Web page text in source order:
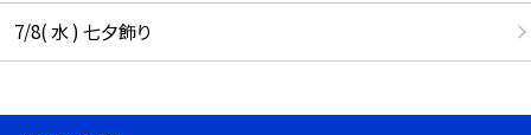
7/8( 水 ) 七夕飾り